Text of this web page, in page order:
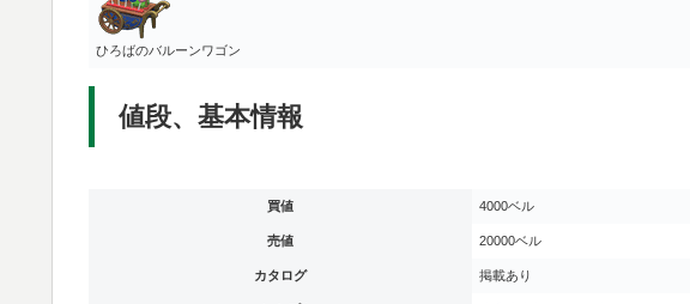
ひろばのバルーンワゴン
値段、基本情報
買値 4000ベル
売値 20000ベル
カタログ 掲載あり